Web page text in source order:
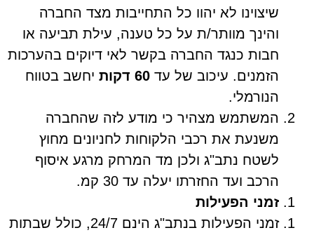
שיצוינו לא יהוו כל התחייבות מצד החברה
והינך מוותר/ת על כל טענה, עילת תביעה או
חבות כנגד החברה בקשר לאי דיוקים בהערכות
הזמנים. עיכוב של עד 60 דקות
יחשב בטווח
הנורמלי.
המשתמש מצהיר כי מודע לזה שהחברה
משנעת את רכבי הלקוחות לחניונים מחוץ
לשטח נתב"ג ולכן מד המרחק מרגע איסוף
הרכב ועד החזרתו יעלה עד 30 קמ.
זמני הפעילות
זמני הפעילות בנתב"ג הינם 24/7, כולל שבתות